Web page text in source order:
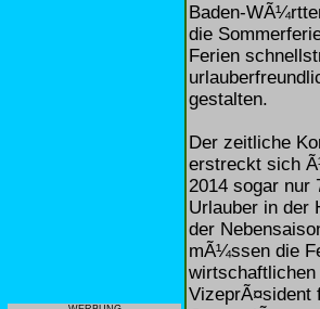
Baden-
die
Ferien
gestalten.
Der zeitliche
erstreckt sich
2014 sogar nur
Urlauber in der
der
mÃ¼ssen die
VizeprÃ¤sident